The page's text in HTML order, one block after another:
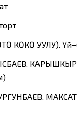
КӨКӨ УУЛУ).